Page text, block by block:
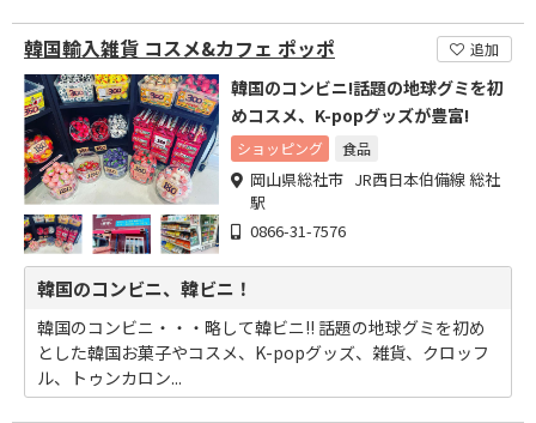
韓国輸入雑貨 コスメ&カフェ ポッポ 追加
韓国のコンビニ!話題の地球グミを初
めコスメ、K-popグッズが豊富!
ショッピング 食品
岡山県総社市 JR西日本伯備線 総社
駅
0866-31-7576
韓国のコンビニ、韓ビニ！
韓国のコンビニ・・・略して韓ビニ!! 話題の地球グミを初め
とした韓国お菓子やコスメ、K-popグッズ、雑貨、クロッフ
ル、トゥンカロン...